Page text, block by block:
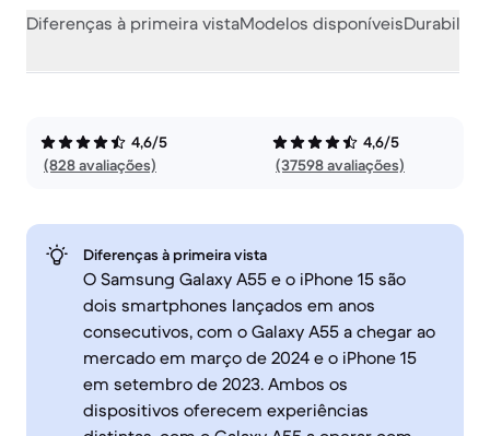
Diferenças à primeira vistaModelos disponíveis
4,6/5
(828 avaliações)
4,6/5
(37598 avaliações)
Diferenças à primeira vista
O Samsung Galaxy A55 e o iPhone 15 são
dois smartphones lançados em anos
consecutivos, com o Galaxy A55 a chegar ao
mercado em março de 2024 e o iPhone 15
em setembro de 2023. Ambos os
dispositivos oferecem experiências